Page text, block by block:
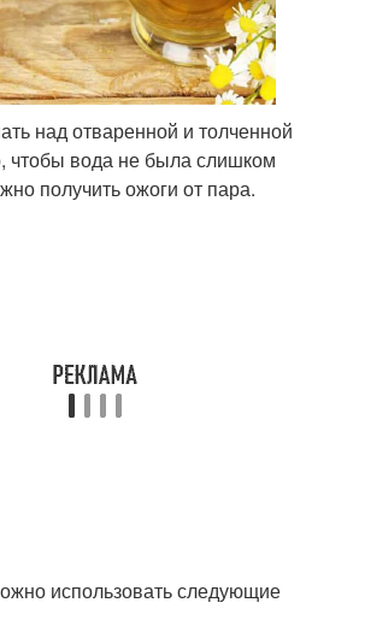
над отваренной и толченной
чтобы вода не была слишком
получить ожоги от пара.
использовать следующие